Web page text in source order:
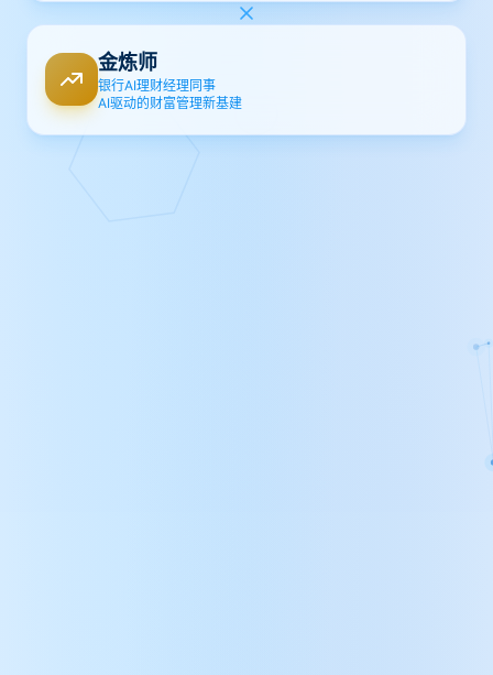
金炼师
银行AI理财经理同事
AI驱动的财富管理新基建